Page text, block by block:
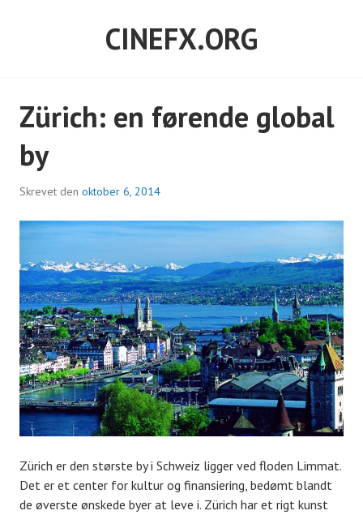
CINEFX.ORG
Zürich: en førende global
by
Skrevet den oktober 6, 2014
Zürich er den største by i Schweiz ligger ved floden Limmat.
Det er et center for kultur og finansiering, bedømt blandt
de øverste ønskede byer at leve i. Zürich har et rigt kunst